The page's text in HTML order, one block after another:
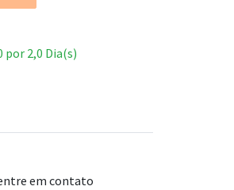
por 2,0 Dia(s)
em contato